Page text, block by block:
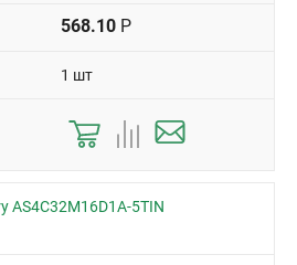
568.10 Р
1 шт
AS4C32M16D1A-5TIN